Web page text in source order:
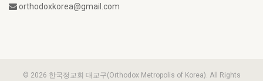
orthodoxkorea@gmail.com
© 2026 한국정교회 대교구(Orthodox Metropolis of Korea). All Rights